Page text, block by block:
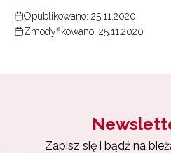
Opublikowano: 25.11.2020
Zmodyfikowano: 25.11.2020
Zapisz się i bądź na